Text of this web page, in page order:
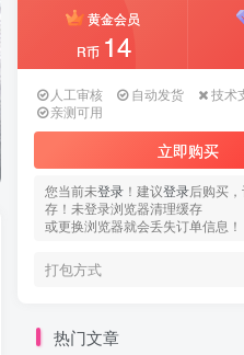
黄金会员
R币 14
人工审核 自动发货
技术
亲测可用
立即购买
您当前未登录 ！建议登录后购买
存！未登录浏览器清理缓存
或更换浏览器就会丢失订单信息！
打包方式
热门文章